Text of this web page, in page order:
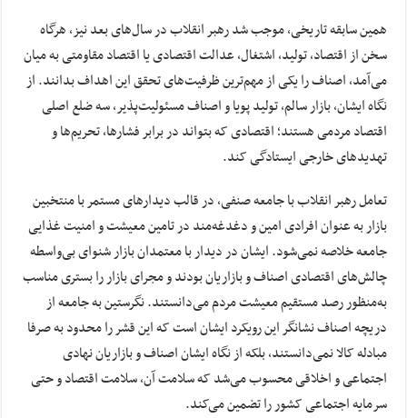
همین سابقه تاریخی، موجب شد رهبر انقلاب در سال‌های بعد نیز، هرگاه
سخن از اقتصاد، تولید، اشتغال، عدالت اقتصادی یا اقتصاد مقاومتی به میان
می‌آمد، اصناف را یکی از مهم‌ترین ظرفیت‌های تحقق این اهداف بدانند. از
نگاه ایشان، بازار سالم، تولید پویا و اصناف مسئولیت‌پذیر، سه ضلع اصلی
اقتصاد مردمی هستند؛ اقتصادی که بتواند در برابر فشارها، تحریم‌ها و
تهدیدهای خارجی ایستادگی کند.
تعامل رهبر انقلاب با جامعه صنفی، در قالب دیدارهای مستمر با منتخبین
بازار به عنوان افرادی امین و دغدغه‌مند در تامین معیشت و امنیت غذایی
جامعه خلاصه نمی‌شود. ایشان در دیدار با معتمدان بازار شنوای بی‌واسطه
چالش‌های اقتصادی اصناف و بازاریان بودند و مجرای بازار را بستری مناسب
به‌منظور رصد مستقیم معیشت مردم می‌دانستند. نگرستین به جامعه از
دریچه اصناف نشانگر این رویکرد ایشان است که این قشر را محدود به صرفا
مبادله کالا نمی‌دانستند، بلکه از نگاه ایشان اصناف و بازاریان نهادی
اجتماعی و اخلاقی محسوب می‌شد که سلامت آن، سلامت اقتصاد و حتی
سرمایه اجتماعی کشور را تضمین می‌کند.